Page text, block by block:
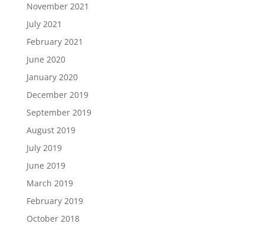
November 2021
July 2021
February 2021
June 2020
January 2020
December 2019
September 2019
August 2019
July 2019
June 2019
March 2019
February 2019
October 2018